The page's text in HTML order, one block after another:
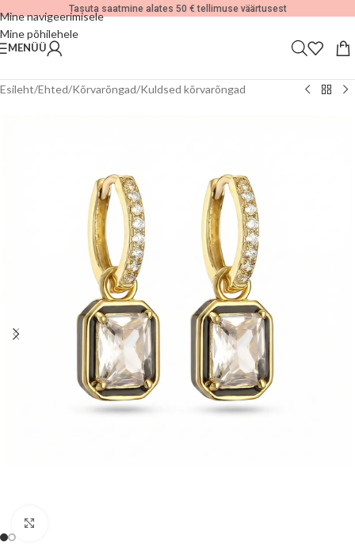
Mine navigeerimisele
Mine põhilehele
Tasuta saatmine alates 50 € tellimuse väärtusest
MENÜÜ
Esileht/Ehted/Kõrvarõngad/Kuldsed kõrvarõngad